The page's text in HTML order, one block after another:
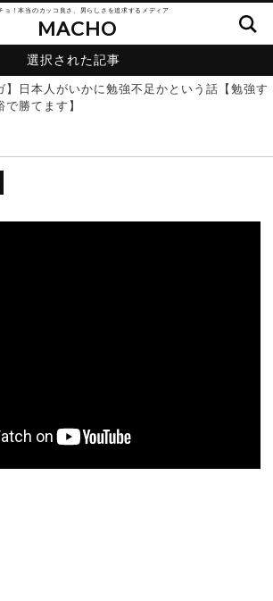
ョ！本当のカッコ良さ、男らしさを追求するメディア
MACHO
選択された記事
】日本人がいかに勉強不足かという話【勉強す
で勝てます】